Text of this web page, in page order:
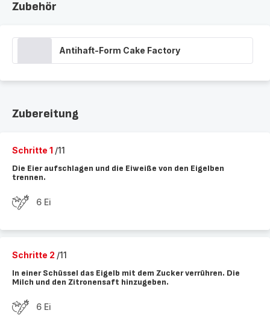
Zubehör
Antihaft-Form Cake Factory
Zubereitung
Schritte 1 /11
Die Eier aufschlagen und die Eiweiße von den Eigelben
trennen.
6 Ei
Schritte 2 /11
In einer Schüssel das Eigelb mit dem Zucker verrühren. Die
Milch und den Zitronensaft hinzugeben.
6 Ei